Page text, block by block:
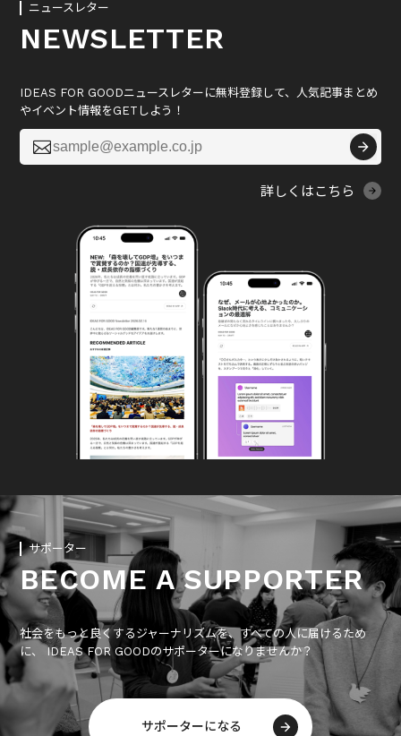
ニュースレター
NEWSLETTER
IDEAS FOR GOODニュースレターに無料登録して、人気記事まとめ
やイベント情報をGETしよう！

詳しくはこちら
サポーター
BECOME A SUPPORTER
社会をもっと良くするジャーナリズムを、すべての人に届けるため
に、 IDEAS FOR GOODのサポーターになりませんか？
サポーターになる